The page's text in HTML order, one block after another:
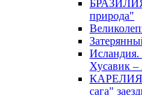
природа"
Исландия.
Хусавик
КАРЕЛИЯ:
сага"